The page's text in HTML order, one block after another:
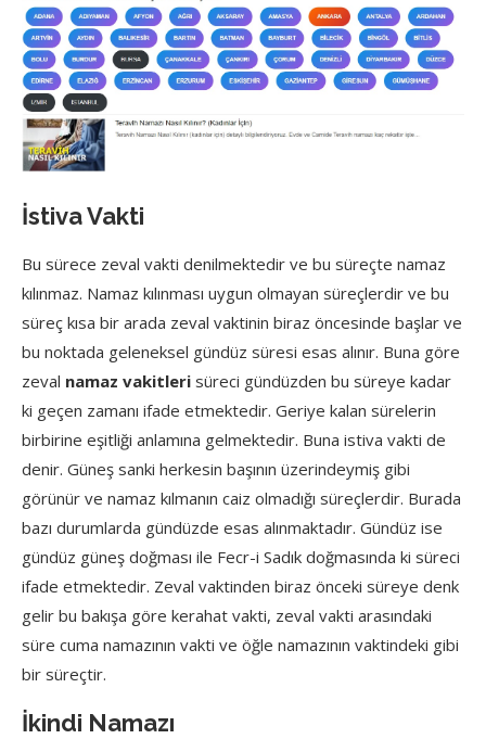
İstiva Vakti
Bu sürece zeval vakti denilmektedir ve bu süreçte namaz
kılınmaz. Namaz kılınması uygun olmayan süreçlerdir ve bu
süreç kısa bir arada zeval vaktinin biraz öncesinde başlar ve
bu noktada geleneksel gündüz süresi esas alınır. Buna göre
zeval namaz vakitleri süreci gündüzden bu süreye kadar
ki geçen zamanı ifade etmektedir. Geriye kalan sürelerin
birbirine eşitliği anlamına gelmektedir. Buna istiva vakti de
denir. Güneş sanki herkesin başının üzerindeymiş gibi
görünür ve namaz kılmanın caiz olmadığı süreçlerdir. Burada
bazı durumlarda gündüzde esas alınmaktadır. Gündüz ise
gündüz güneş doğması ile Fecr-i Sadık doğmasında ki süreci
ifade etmektedir. Zeval vaktinden biraz önceki süreye denk
gelir bu bakışa göre kerahat vakti, zeval vakti arasındaki
süre cuma namazının vakti ve öğle namazının vaktindeki gibi
bir süreçtir.
İkindi Namazı